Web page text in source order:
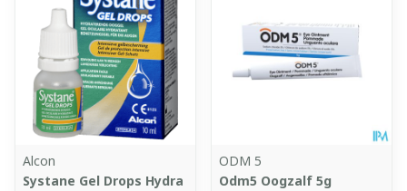
Alcon
Systane Gel Drops Hydra
ODM 5
Odm5 Oogzalf 5g